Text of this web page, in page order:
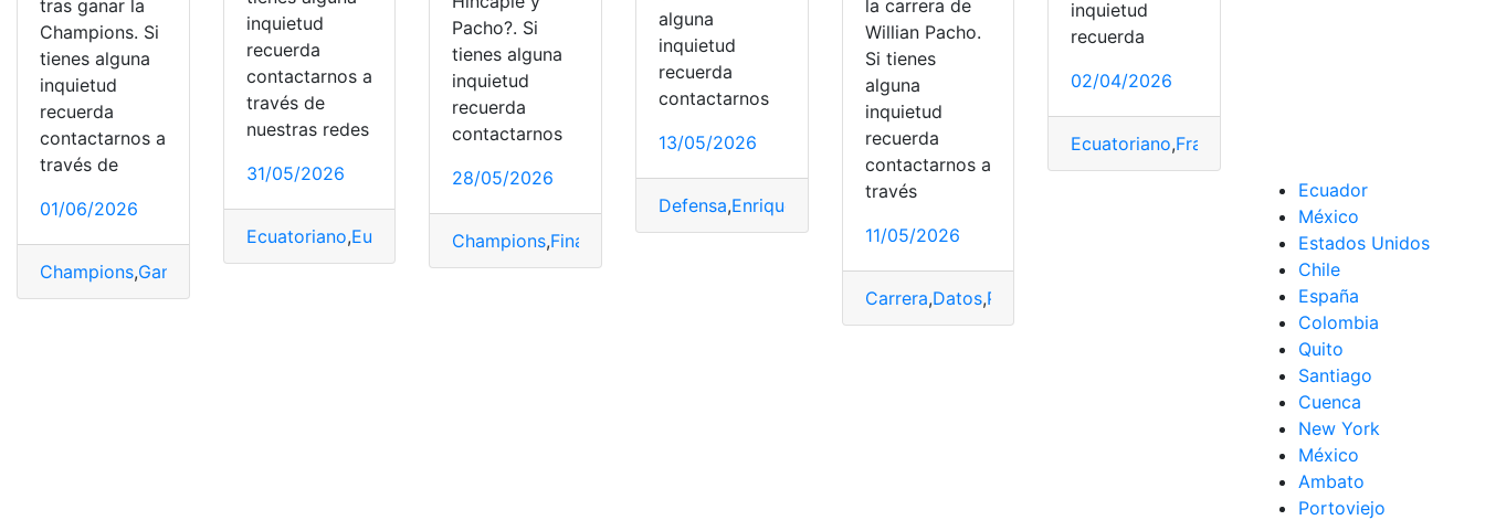
tras ganar la
Champions. Si
tienes alguna
inquietud
recuerda
contactarnos a
través de
01/06/2026
Champions,Ganar
inquietud
recuerda
contactarnos a
través de
nuestras redes
31/05/2026
Ecuatoriano,Europa Pacho,Títulos,Willian Willian Pacho
Pacho?. Si
tienes alguna
inquietud
recuerda
contactarnos
28/05/2026
Champions,Final
alguna
inquietud
recuerda
contactarnos
13/05/2026
Defensa,Enrique Mundial , Pacho
la carrera de
Willian Pacho.
Si tienes
alguna
inquietud
recuerda
contactarnos a
través
11/05/2026
Carrera,Datos,Pacho
inquietud
recuerda
02/04/2026
Ecuatoriano,Francia
Ecuador
México
Estados Unidos
Chile
España
Colombia
Quito
Santiago
Cuenca
New York
México
Ambato
Portoviejo